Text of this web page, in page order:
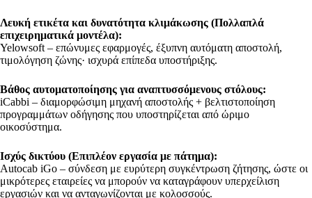
Λευκή ετικέτα και δυνατότητα κλιμάκωσης (Πολλαπλά
επιχειρηματικά μοντέλα):
Yelowsoft – επώνυμες εφαρμογές, έξυπνη αυτόματη αποστολή,
τιμολόγηση ζώνης· ισχυρά επίπεδα υποστήριξης.
Βάθος αυτοματοποίησης για αναπτυσσόμενους στόλους:
iCabbi – διαμορφώσιμη μηχανή αποστολής + βελτιστοποίηση
προγραμμάτων οδήγησης που υποστηρίζεται από ώριμο
οικοσύστημα.
Ισχύς δικτύου (Επιπλέον εργασία με πάτημα):
Autocab iGo – σύνδεση με ευρύτερη συγκέντρωση ζήτησης, ώστε οι
μικρότερες εταιρείες να μπορούν να καταγράφουν υπερχείλιση
εργασιών και να ανταγωνίζονται με κολοσσούς.